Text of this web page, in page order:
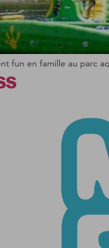
fun en famille au parc